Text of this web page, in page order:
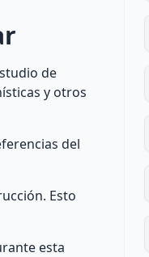
de
y otros
del
Esto
esta